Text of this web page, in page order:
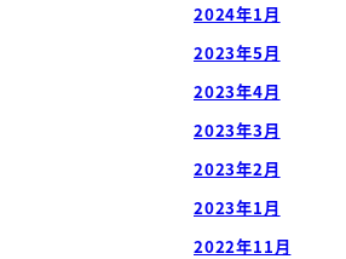
2024年1月
2023年5月
2023年4月
2023年3月
2023年2月
2023年1月
2022年11月